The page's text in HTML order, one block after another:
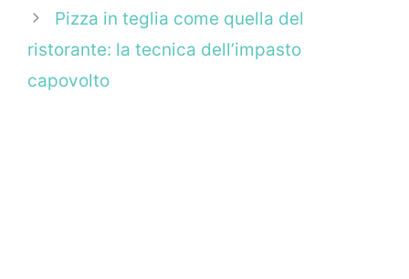
Pizza in teglia come quella del
ristorante: la tecnica dell’impasto
capovolto